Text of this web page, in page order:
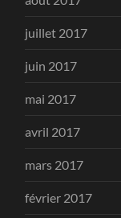
juillet 2017
juin 2017
mai 2017
avril 2017
mars 2017
février 2017